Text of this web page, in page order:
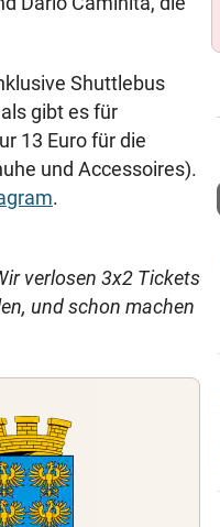
Shuttlebus
gibt es für
13 Euro für die
und Accessoires).
.
verlosen 3x2 Tickets
und schon machen